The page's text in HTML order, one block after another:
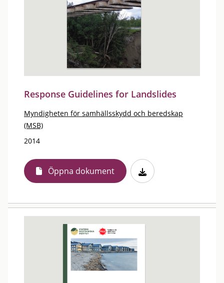
Response Guidelines for Landslides
Myndigheten för samhällsskydd och beredskap
(MSB)
2014
Öppna dokument